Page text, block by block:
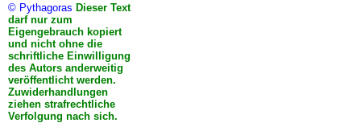
© Pythagoras Dieser Text
darf nur zum
Eigengebrauch kopiert
und nicht ohne die
schriftliche Einwilligung
des Autors anderweitig
veröffentlicht werden.
Zuwiderhandlungen
ziehen strafrechtliche
Verfolgung nach sich.